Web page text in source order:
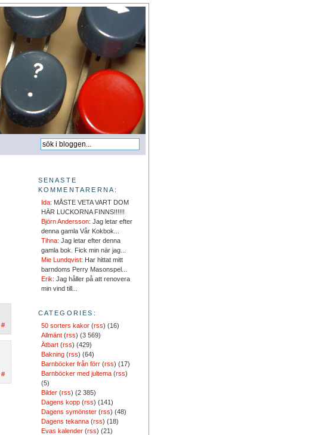
#
#
SENASTE
KOMMENTARERNA:
Ida: MÅSTE VETA VART DOM
HÄR LUCKORNA FINNS!!!!!!
Björn Andersson: Jag letar efter
denna gamla Vår Kokbok...
Tihna: Jag letar efter denna
gamla bok. Fick min när jag...
Mie Lundqvist: Har hittat mitt
barndoms Perry Masonspel...
Erik: Jag håller på att renovera
min vind till...
CATEGORIES:
50 sorters kakor(rss) (16)
Allmänt(rss) (3 569)
Ätbart(rss) (429)
Bakning(rss) (64)
Barnböcker från förr(rss) (17)
Barnböcker med jultema(rss)
(5)
Bilder(rss) (2 385)
Dagens kopp(rss) (141)
Dagens symönster(rss) (48)
Dagens tekanna(rss) (18)
Evas kalender(rss) (21)